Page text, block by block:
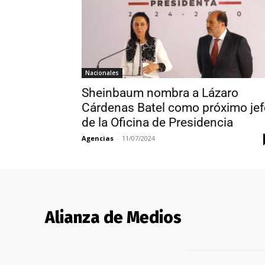
Nacionales
Sheinbaum nombra a Lázaro
Cárdenas Batel como próximo
de la Oficina de Presidencia
Agencias - 11/07/2024
Alianza de Medios